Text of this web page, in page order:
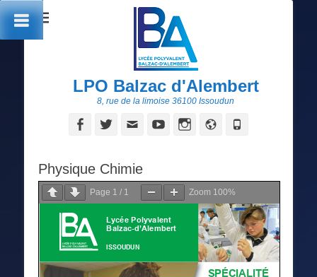
LPO Balzac d'Alembert
8, rue de la limoise 36100 Issoudun
FacebookTwitterAdresseYouTubeInstagram
Site
Physique Chimie
Page 1 / 1 Zoom 100%